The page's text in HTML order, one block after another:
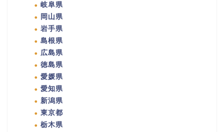
岐阜県
岡山県
岩手県
島根県
広島県
徳島県
愛媛県
愛知県
新潟県
東京都
栃木県